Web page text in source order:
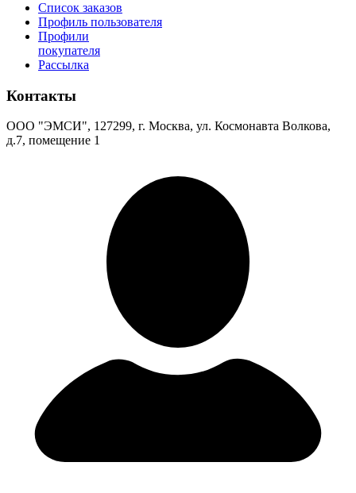
Список заказов
Профиль пользователя
Профили
покупателя
Рассылка
Контакты
ООО "ЭМСИ", 127299, г. Москва, ул. Космонавта Волкова,
д.7, помещение 1